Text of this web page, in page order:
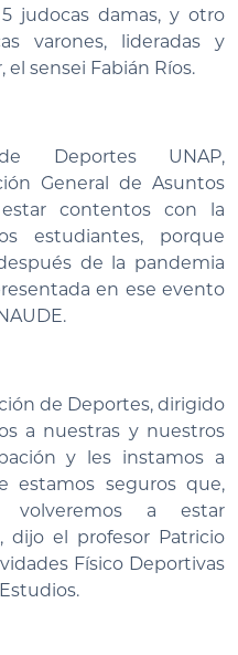
judocas damas, y otro
varones, lideradas y
sensei Fabián Ríos.
Deportes UNAP,
General de Asuntos
estar contentos con la
estudiantes, porque
de la pandemia
en ese evento
de Deportes, dirigido
a nuestras y nuestros
y les instamos a
estamos seguros que,
a estar
dijo el profesor Patricio
Físico Deportivas